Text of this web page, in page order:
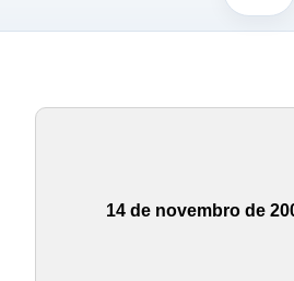
14 de novembro de